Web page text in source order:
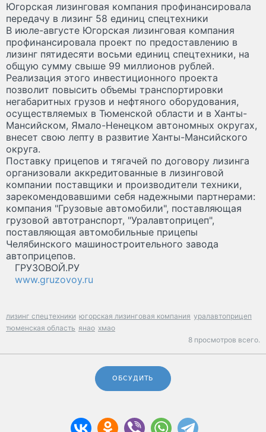
Югорская лизинговая компания профинансировала
передачу в лизинг 58 единиц спецтехники
В июле-августе Югорская лизинговая компания
профинансировала проект по предоставлению в
лизинг пятидесяти восьми единиц спецтехники, на
общую сумму свыше 99 миллионов рублей.
Реализация этого инвестиционного проекта
позволит повысить объемы транспортировки
негабаритных грузов и нефтяного оборудования,
осуществляемых в Тюменской области и в Ханты-
Мансийском, Ямало-Ненецком автономных округах,
внесет свою лепту в развитие Ханты-Мансийского
округа.
Поставку прицепов и тягачей по договору лизинга
организовали аккредитованные в лизинговой
компании поставщики и производители техники,
зарекомендовавшими себя надежными партнерами:
компания "Грузовые автомобили", поставляющая
грузовой автотранспорт, "Уралавтоприцеп",
поставляющая автомобильные прицепы
Челябинского машиностроительного завода
автоприцепов.
ГРУЗОВОЙ.РУ
www.gruzovoy.ru
лизинг спецтехники югорская лизинговая компания уралавтоприцеп
тюменская область янао хмао
8 просмотров всего.
ОБСУДИТЬ